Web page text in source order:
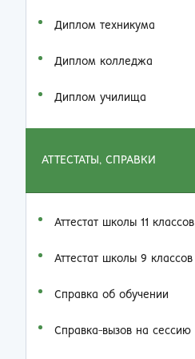
Диплом техникума
Диплом колледжа
Диплом училища
АТТЕСТАТЫ, СПРАВКИ
Аттестат школы 11 классов
Аттестат школы 9 классов
Справка об обучении
Справка-вызов на сессию